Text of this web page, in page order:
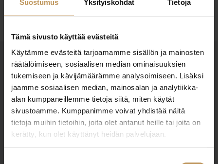
Suostumus Yksityiskohdat Tietoja
Tämä sivusto käyttää evästeitä
Käytämme evästeitä tarjoamamme sisällön ja mainosten
räätälöimiseen, sosiaalisen median ominaisuuksien
tukemiseen ja kävijämäärämme analysoimiseen. Lisäksi
jaamme sosiaalisen median, mainosalan ja analytiikka-
alan kumppaneillemme tietoja siitä, miten käytät
sivustoamme. Kumppanimme voivat yhdistää näitä
tietoja muihin tietoihin, joita olet antanut heille tai joita on
kerätty, kun olet käyttänyt heidän palvelujaan.
OTA YHTEYTTÄ
Miten voin auttaa
asuntoasioissa?
Jätä yhteystietosi, niin otan yhteyttä